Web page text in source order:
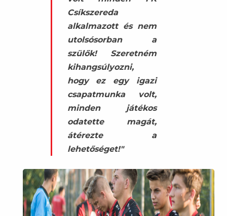
Csíkszereda
alkalmazott és nem
utolsósorban a
szülők! Szeretném
kihangsúlyozni,
hogy ez egy igazi
csapatmunka volt,
minden játékos
odatette magát,
átérezte a
lehetőséget!"